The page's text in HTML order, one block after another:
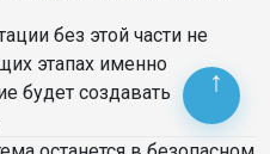
без этой части не
этапах именно
будет создавать